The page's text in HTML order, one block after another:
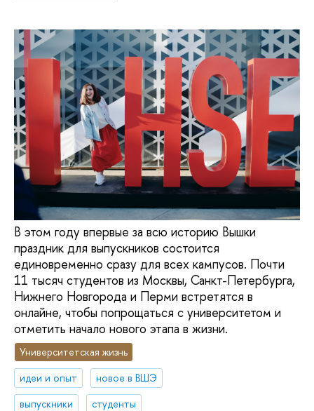
В этом году впервые за всю историю Вышки
праздник для выпускников состоится
единовременно сразу для всех кампусов. Почти
11 тысяч студентов из Москвы, Санкт-Петербурга,
Нижнего Новгорода и Перми встретятся в
онлайне, чтобы попрощаться с университетом и
отметить начало нового этапа в жизни.
Университетская жизнь
идеи и опыт
новое в ВШЭ
выпускники
студенты